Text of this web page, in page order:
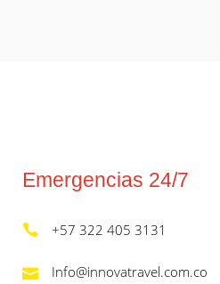
Emergencias 24/7
+57 322 405 3131
Info@innovatravel.com.co